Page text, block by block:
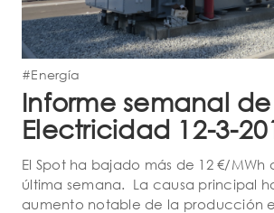
#Energía
Informe semanal de
Electricidad 12-3-
El Spot ha bajado más de 12 €/MWh
última semana. La causa principal
aumento notable de la producción